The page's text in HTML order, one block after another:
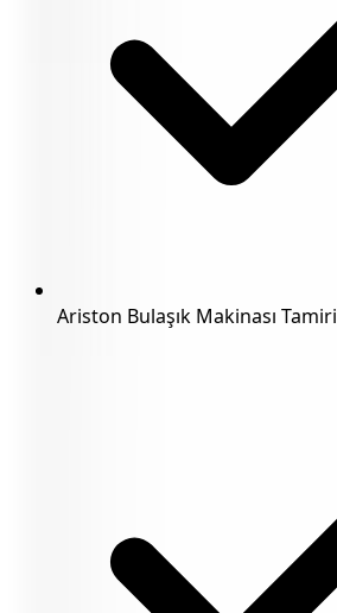
Ariston Bulaşık Makinası Tamiri